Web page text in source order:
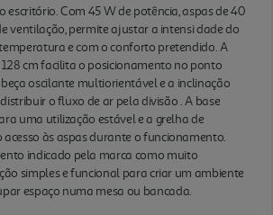
escritório. Com 45 W de potência, aspas de 40
ventilação, permite ajustar a intensi dade do
e com o conforto pretendido. A
cm facilita o posicionamento no ponto
oscilante multiorientável e a inclinação
o fluxo de ar pela divisão . A base
uma utilização estável e a grelha de
acesso às aspas durante o funcionamento.
indicado pela marca como muito
simples e funcional para criar um ambiente
espaço numa mesa ou bancada.